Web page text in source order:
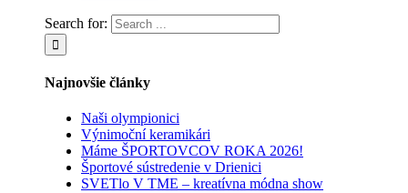
Search for:
Najnovšie články
Naši olympionici
Výnimoční keramikári
Máme ŠPORTOVCOV ROKA 2026!
Športové sústredenie v Drienici
SVETlo V TME – kreatívna módna show